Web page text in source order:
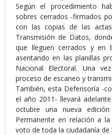
Según el procedimiento
sobres cerrados -firmados
con las copias de las
Transmisión de Datos,
que lleguen cerrados y en
asentando en las planillas
Nacional Electoral. Una
proceso de escaneo y
También, esta Defensoría -
el año 2011- llevará
octubre una nueva
Permanente en relación a
voto de toda la ciudadanía de